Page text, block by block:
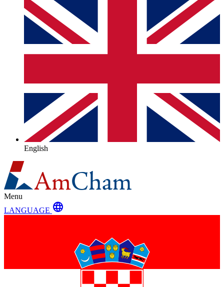
English
Menu
LANGUAGE language